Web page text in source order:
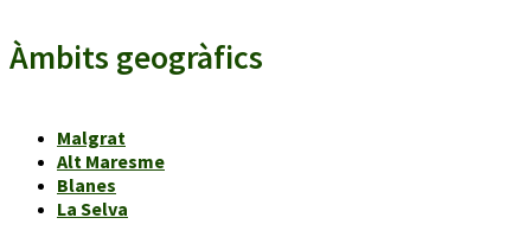
Àmbits geogràfics
Malgrat
Alt Maresme
Blanes
La Selva